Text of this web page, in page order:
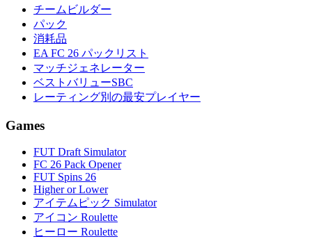
チームビルダー
パック
消耗品
EA FC 26 パックリスト
マッチジェネレーター
ベストバリューSBC
レーティング別の最安プレイヤー
Games
FUT Draft Simulator
FC 26 Pack Opener
FUT Spins 26
Higher or Lower
アイテムピック Simulator
アイコン Roulette
ヒーロー Roulette